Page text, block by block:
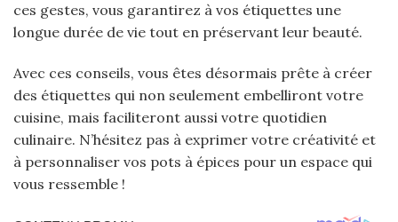
ces gestes, vous garantirez à vos étiquettes une
longue durée de vie tout en préservant leur beauté.
Avec ces conseils, vous êtes désormais prête à créer
des étiquettes qui non seulement embelliront votre
cuisine, mais faciliteront aussi votre quotidien
culinaire. N’hésitez pas à exprimer votre créativité et
à personnaliser vos pots à épices pour un espace qui
vous ressemble !